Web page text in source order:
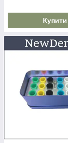
Купити